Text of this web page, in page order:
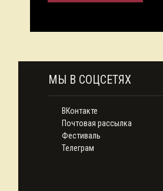
МЫ В СОЦСЕТЯХ
ВКонтакте
Почтовая рассылка
Фестиваль
Телеграм